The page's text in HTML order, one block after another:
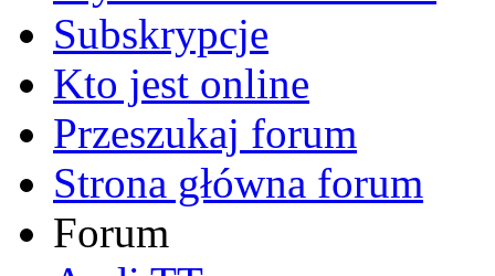
Subskrypcje
Kto jest online
Przeszukaj forum
Strona główna forum
Forum